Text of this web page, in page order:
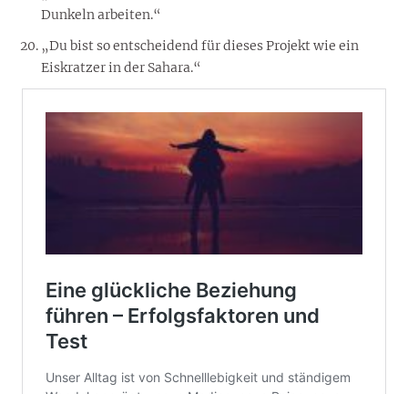
Dunkeln arbeiten.“
„Du bist so entscheidend für dieses Projekt wie ein
Eiskratzer in der Sahara.“